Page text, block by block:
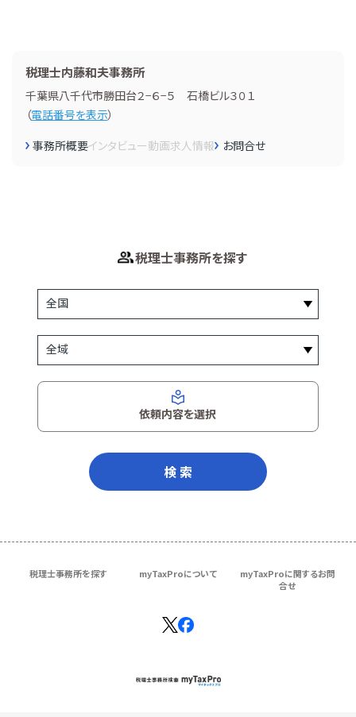
税理士内藤和夫事務所
千葉県八千代市勝田台２−６−５ 石橋ビル３０１
（電話番号を表示）
事務所概要インタビュー動画求人情報 お問合せ
税理士事務所を探す
依頼内容を選択
検 索
税理士事務所を探す myTaxProについて
myTaxProに関するお問
合せ